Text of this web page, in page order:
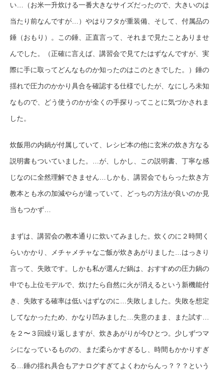
い…（お米一升炊ける一番大きなサイズだったので、大きいのは
当たり前なんですが…）やはりフタが重装備、そして、付属品の
錘（おもり）。この錘、正直言って、それまで見たことありませ
んでした。（正確に言えば、講習会で見てたはずなんですが、実
際に手に取ってどんなものか知ったのはこのときでした。）錘の
揺れで圧力のかかり具合を確認する仕様でしたが、なにしろ未知
なもので、どう使うのかが全くの手探りってことに気づかされま
した。
炊飯用の内鍋が付属していて、レシピ本の他に玄米の炊き方なる
説明書もついていました。…が、しかし、この説明書、丁寧な感
じなのに全然理解できません…しかも、講習会でもらった炊き方
教本とも水の加減やらが違っていて、どっちの方法が良いのか見
当もつかず…
まずは、講習会の教本通りに炊いてみました。炊くのに２時間く
らいかかり、メチャメチャなご飯が炊きあがりました…はっきり
言って、失敗です。しかも私が選んだ鍋は、おすすめの圧力鍋の
中でも上位モデルで、炊けたら自然に火が消えるという新機能付
き、失敗する確率は低いはずなのに…失敗しました。失敗を想定
してなかったため、かなり凹みました…失意のまま、また試す…
を２〜３回繰り返しますが、炊きあがりが今ひとつ。少しずつマ
シになっているものの、まだ柔らかすぎるし、時間もかかりすぎ
る…錘の揺れ具合もアナログすぎてよくわからんっ？？？という